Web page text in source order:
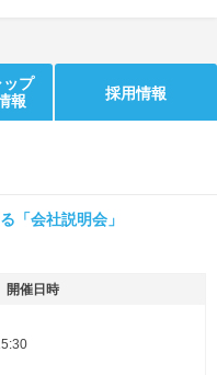
ップ
報
採用情報
「会社説明会」
開催日時